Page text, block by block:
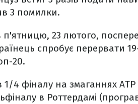
3 помилки.
п'ятницю, 23 лютого,
спробує перервати
20.
4 фіналу на змаганнях ATP
в Роттердамі